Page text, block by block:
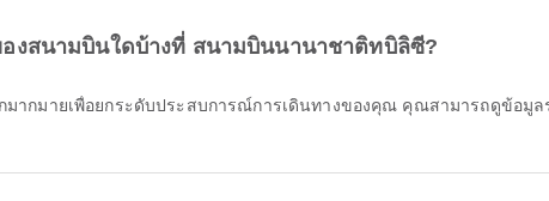
งสนามบินใดบ้างที่ สนามบินนานาชาติทบิลิซี?